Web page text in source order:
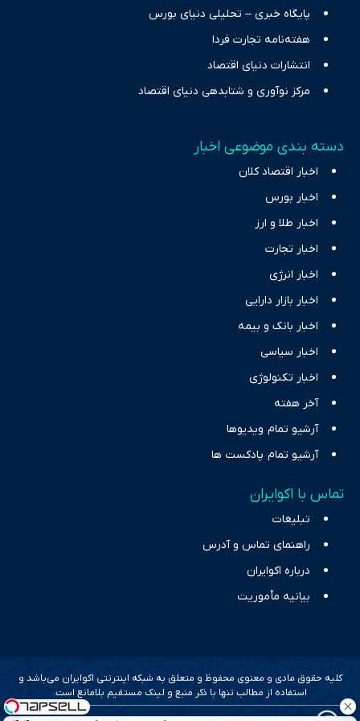
پایگاه خبری – تحلیلی دنیای بورس
هفته‌نامه تجارت فردا
انتشارات دنیای اقتصاد
مرکز نوآوری و شتابدهی دنیای اقتصاد
دسته بندی موضوعی اخبار
اخبار اقتصاد کلان
اخبار بورس
اخبار طلا و ارز
اخبار تجارت
اخبار انرژی
اخبار بازار دارایی
اخبار بانک و بیمه
اخبار سیاسی
اخبار تکنولوژی
آخر هفته
آرشیو تمام ویدیوها
آرشیو تمام پادکست ها
تماس با اکوایران
تبلیغات
راهنمای تماس و آدرس
درباره اکوایران
بیانیه مأموریت
کلیه حقوق مادی و معنوی محفوظ و متعلق به شبکه اینترنتی اکوایران می‌باشد و
استفاده از مطالب تنها با ذکر منبع و لینک مستقیم بلامانع است.